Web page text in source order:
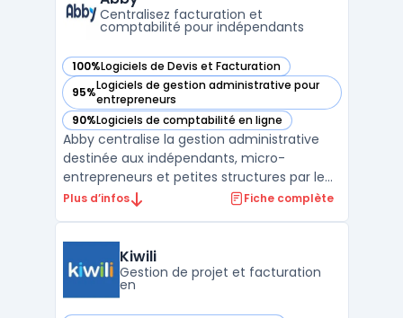
personnalisation en pr ...
Centralisez facturation et
comptabilité pour indépendants
100%Logiciels de Devis et Facturation
— voir Abby dans cette catégorie
95%Logiciels de gestion administrative pour
entrepreneurs
— voir Abby dans cette catégorie
90%Logiciels de comptabilité en ligne
— voir Abby dans cette catégorie
Abby centralise la gestion administrative
destinée aux indépendants, micro-
entrepreneurs et petites structures par le
biais d’une plateforme en ligne accessible
facturation et le respect des obligations
légale ...
Plus d’infos Fiche complète
Kiwili
Gestion de projet et facturation
en